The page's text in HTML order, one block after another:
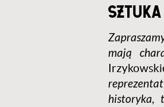
mają
historyka,